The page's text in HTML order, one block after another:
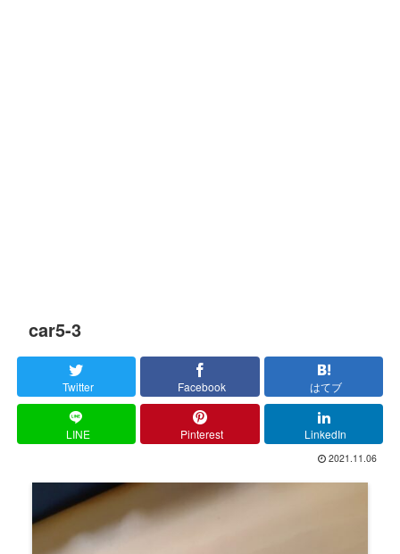
car5-3
Twitter Facebook はてブ
LINE Pinterest LinkedIn
2021.11.06